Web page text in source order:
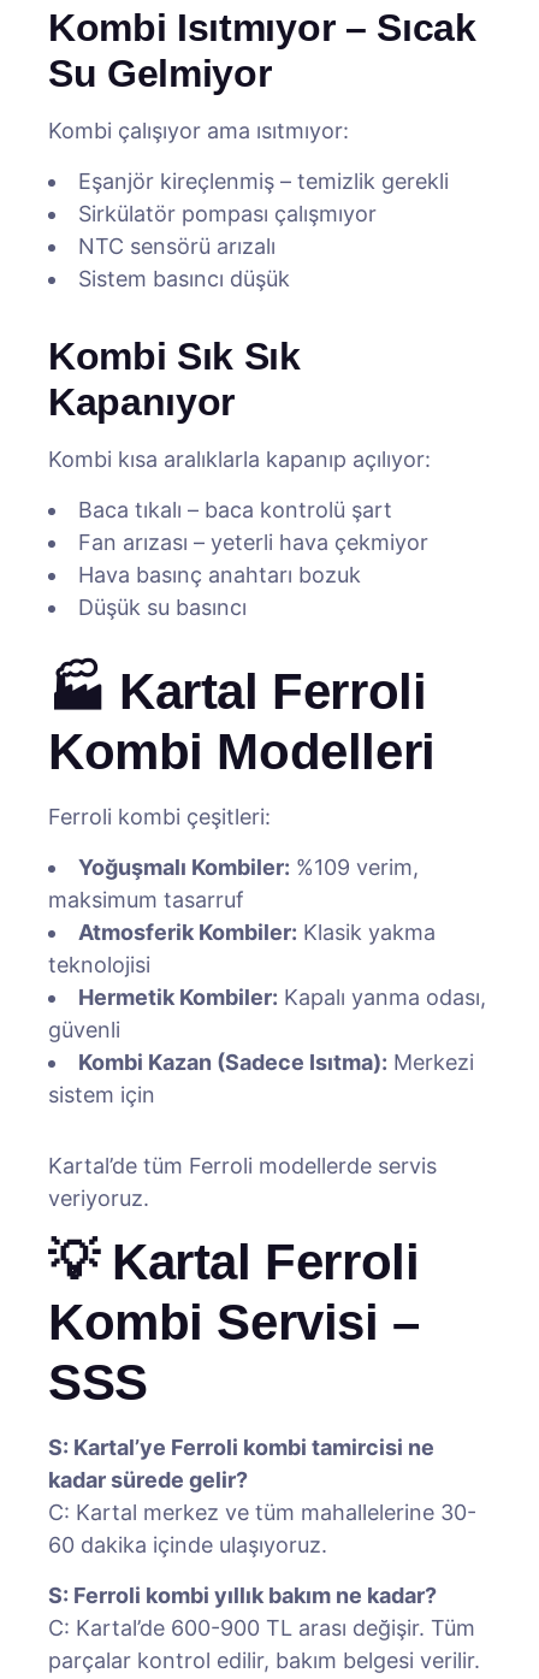
Kombi Isıtmıyor – Sıcak
Su Gelmiyor
Kombi çalışıyor ama ısıtmıyor:
Eşanjör kireçlenmiş – temizlik gerekli
Sirkülatör pompası çalışmıyor
NTC sensörü arızalı
Sistem basıncı düşük
Kombi Sık Sık
Kapanıyor
Kombi kısa aralıklarla kapanıp açılıyor:
Baca tıkalı – baca kontrolü şart
Fan arızası – yeterli hava çekmiyor
Hava basınç anahtarı bozuk
Düşük su basıncı
🏭 Kartal Ferroli
Kombi Modelleri
Ferroli kombi çeşitleri:
Yoğuşmalı Kombiler: %109 verim,
maksimum tasarruf
Atmosferik Kombiler: Klasik yakma
teknolojisi
Hermetik Kombiler: Kapalı yanma odası,
güvenli
Kombi Kazan (Sadece Isıtma): Merkezi
sistem için
Kartal’de tüm Ferroli modellerde servis
veriyoruz.
💡 Kartal Ferroli
Kombi Servisi –
SSS
S: Kartal’ye Ferroli kombi tamircisi ne
kadar sürede gelir?
C: Kartal merkez ve tüm mahallelerine 30-
60 dakika içinde ulaşıyoruz.
S: Ferroli kombi yıllık bakım ne kadar?
C: Kartal’de 600-900 TL arası değişir. Tüm
parçalar kontrol edilir, bakım belgesi verilir.